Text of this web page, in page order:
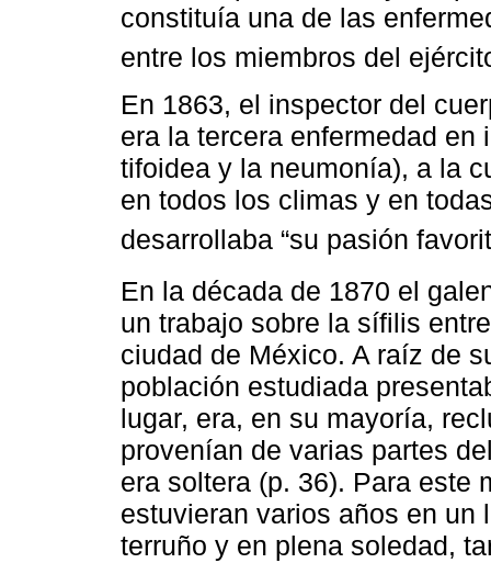
constituía una de las
entre los miembros del
En 1863, el inspector del
era la tercera enfermedad en
tifoidea y la neumonía), a la
en todos los climas y en
desarrollaba “su pasión
En la década de 1870 el
un trabajo sobre la sífilis
ciudad de México. A raíz de
población estudiada
lugar, era, en su mayoría,
provenían de varias partes
era soltera (p. 36). Para este
estuvieran varios años en un
terruño y en plena soledad,